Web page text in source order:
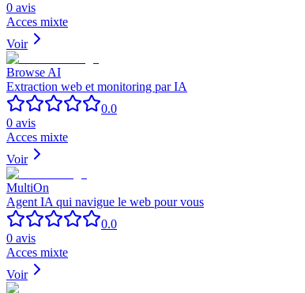
0 avis
Acces mixte
Voir
Browse AI
Extraction web et monitoring par IA
0.0
0 avis
Acces mixte
Voir
MultiOn
Agent IA qui navigue le web pour vous
0.0
0 avis
Acces mixte
Voir